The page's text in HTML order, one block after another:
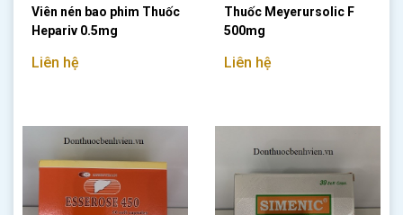
Viên nén bao phim Thuốc
Hepariv 0.5mg
Liên hệ
Thuốc Meyerursolic F
500mg
Liên hệ